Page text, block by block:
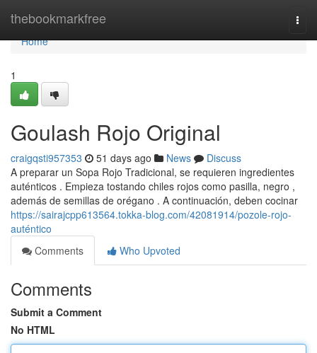
thebookmarkfree
Home
Home
1
Goulash Rojo Original
craigqsti957353 51 days ago News
Discuss
A preparar un Sopa Rojo Tradicional, se requieren ingredientes
auténticos . Empieza tostando chiles rojos como pasilla, negro ,
además de semillas de orégano . A continuación, deben cocinar
https://sairajcpp613564.tokka-blog.com/42081914/pozole-rojo-
auténtico
Comments
Who Upvoted
Comments
Submit a Comment
No HTML